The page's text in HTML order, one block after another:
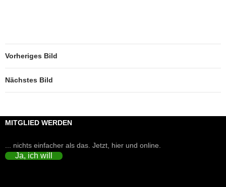
Vorheriges Bild
Nächstes Bild
MITGLIED WERDEN
... nichts einfacher als das. Jetzt, hier und online.
Ja, ich will